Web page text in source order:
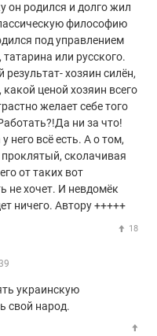
он родился и долго жил
философию
под управлением
или русского.
хозяин силён,
какой ценой хозяин всего
желает себе того
ни за что!
него всё есть. А о том,
сколачивая
от таких вот
не хочет. И невдомёк
ничего. Автору +++++
18
украинскую
свой народ.